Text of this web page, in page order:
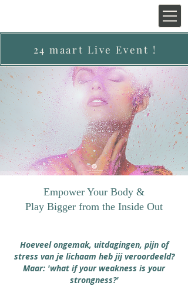
24 maart Live Event !
Empower Your Body &
Play Bigger from the Inside Out
Hoeveel ongemak, uitdagingen, pijn of
stress van je lichaam heb jij veroordeeld?
Maar: 'what if your weakness is your
strongness?'